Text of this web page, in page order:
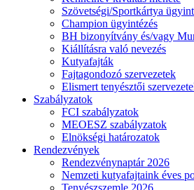
Szövetségi/Sportkártya
Champion ügyintézés
BH bizonyítvány és/vagy
Kiállításra való nevezés
Kutyafajták
Fajtagondozó szervezetek
Elismert tenyésztői
Szabályzatok
FCI szabályzatok
MEOESZ szabályzatok
Elnökségi határozatok
Rendezvények
Rendezvénynaptár 2026
Nemzeti kutyafajtaink éves
Tenyészszemle 2026